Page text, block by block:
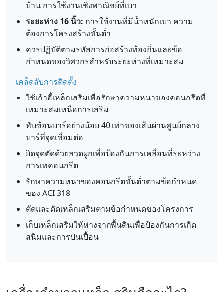
บ้าน การใช้งานเชิงพาณิชย์ที่เบา
ระยะห่าง 16 นิ้ว: การใช้งานที่มีน้ำหนักเบา ความ
ต้องการโครงสร้างขั้นต่ำ
ควรปฏิบัติตามรหัสการก่อสร้างท้องถิ่นและข้อ
กำหนดของวิศวกรสำหรับระยะห่างที่เหมาะสม
เคล็ดลับการติดตั้ง
ใช้เก้าอี้เหล็กเสริมเพื่อรักษาความหนาของคอนกรีตที่
เหมาะสมเหนือการเสริม
ทับซ้อนบาร์อย่างน้อย 40 เท่าของเส้นผ่านศูนย์กลาง
บาร์ที่จุดเชื่อมต่อ
ยึดจุดตัดด้วยลวดผูกเพื่อป้องกันการเคลื่อนที่ระหว่าง
การเทคอนกรีต
รักษาความหนาของคอนกรีตขั้นต่ำตามข้อกำหนด
ของ ACI 318
ตัดและดัดเหล็กเสริมตามข้อกำหนดของโครงการ
เก็บเหล็กเสริมให้ห่างจากพื้นดินเพื่อป้องกันการเกิด
สนิมและการปนเปื้อน